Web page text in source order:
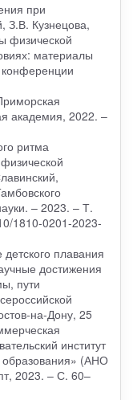
при
З.В. Кузнецова,
физической
материалы
академия, 2022. –
ритма
– 2023. – Т.
1810-0201-2023-
плавания
достижения
пути
на-Дону, 25
институт
образования» (АНО
2023. – С. 60–